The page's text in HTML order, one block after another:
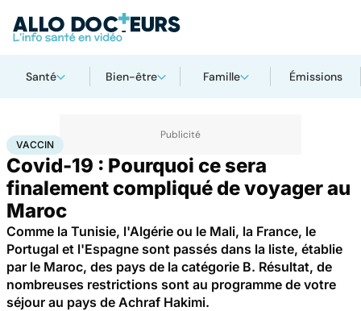
Santé Bien-être Famille Émissions
AccueilSanté Maladies infectieuses
VACCIN
Covid-19 : Pourquoi ce sera
finalement compliqué de voyager au
Maroc
Comme la Tunisie, l'Algérie ou le Mali, la France, le
Portugal et l'Espagne sont passés dans la liste, établie
par le Maroc, des pays de la catégorie B. Résultat, de
nombreuses restrictions sont au programme de votre
séjour au pays de Achraf Hakimi.